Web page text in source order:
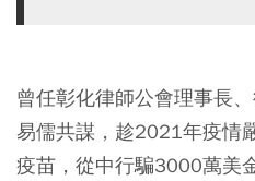
曾任彰化律師公會理事長
易儒共謀，趁2021年疫情
疫苗，從中行騙3000萬美